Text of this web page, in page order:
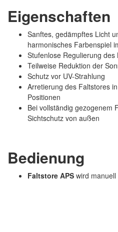
Eigenschaften
Sanftes, gedämpftes Licht
harmonisches Farbenspiel
Stufenlose Regulierung des
Teilweise Reduktion der
Schutz vor UV-Strahlung
Arretierung des Faltstores
Positionen
Bei vollständig gezogenem
Sichtschutz von außen
Bedienung
Faltstore APS wird